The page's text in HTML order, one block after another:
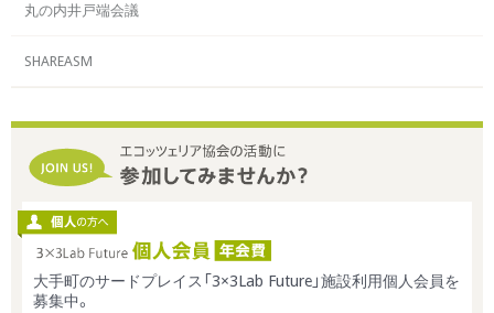
丸の内井戸端会議
SHAREASM
大手町のサードプレイス「3×3Lab Future」施設利用個人会員を
募集中。